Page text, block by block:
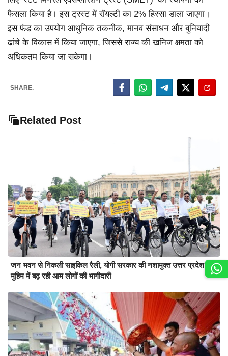
फैसला किया है। इस ट्रस्ट में रॉयल्टी का 2% हिस्सा डाला जाएगा।
इस फंड का उपयोग आधुनिक तकनीक, मानव संसाधन और बुनियादी
ढांचे के विकास में किया जाएगा, जिससे राज्य की खनिज क्षमता को
अधिकतम किया जा सकेगा।
SHARE.
Related Post
जन भवन से निकली साइकिल रैली, योगी सरकार की नशामुक्त उत्तर प्रदेश की
मुहिम में बढ़ रही आम लोगों की भागीदारी